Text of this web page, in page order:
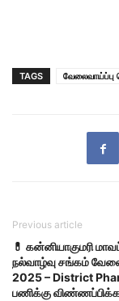
TAGS
Previous article
💊 கன்னியாகுமரி
நல்வாழ்வு சங்கம்
2025 – District
பணிக்கு